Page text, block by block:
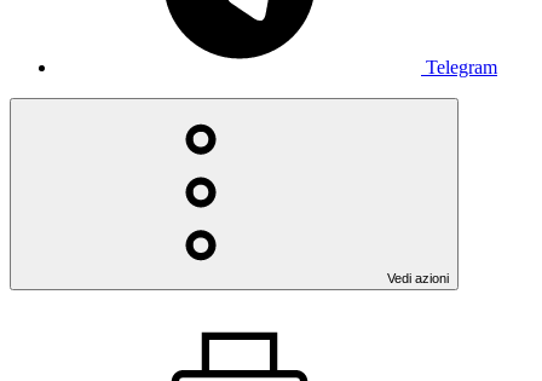
Telegram
Vedi azioni